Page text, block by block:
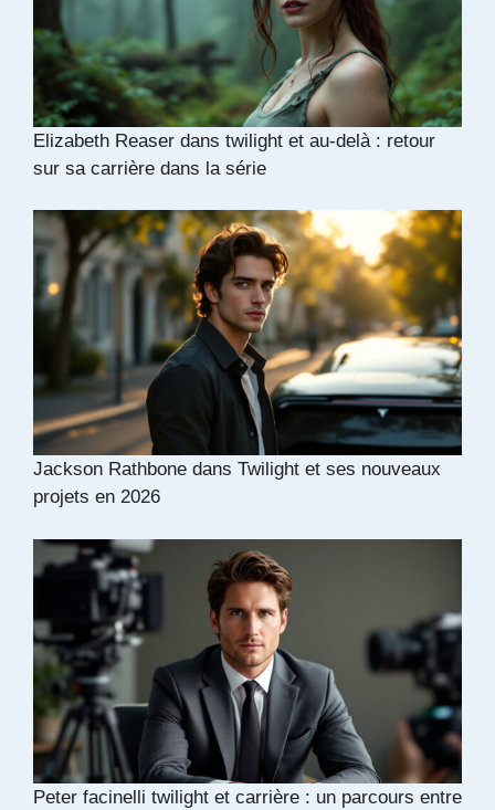
Elizabeth Reaser dans twilight et au-delà : retour
sur sa carrière dans la série
Jackson Rathbone dans Twilight et ses nouveaux
projets en 2026
Peter facinelli twilight et carrière : un parcours entre